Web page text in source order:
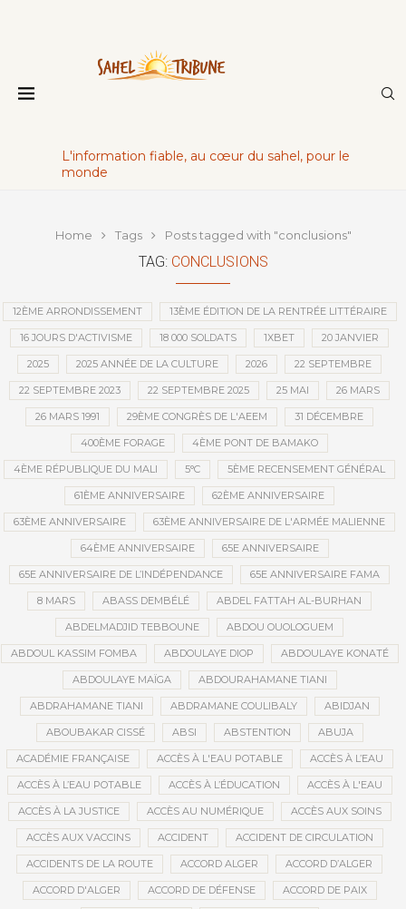
L'information fiable, au cœur du sahel, pour le
monde
Home Tags Posts tagged with "conclusions"
TAG: CONCLUSIONS
12ÈME ARRONDISSEMENT 13ÈME ÉDITION DE LA RENTRÉE LITTÉRAIRE
16 JOURS D'ACTIVISME 18 000 SOLDATS 1XBET 20 JANVIER
2025 2025 ANNÉE DE LA CULTURE 2026 22 SEPTEMBRE
22 SEPTEMBRE 2023 22 SEPTEMBRE 2025 25 MAI 26 MARS
26 MARS 1991 29ÈME CONGRÈS DE L'AEEM 31 DÉCEMBRE
400ÈME FORAGE 4ÈME PONT DE BAMAKO
4ÈME RÉPUBLIQUE DU MALI 5°C 5ÈME RECENSEMENT GÉNÉRAL
61ÈME ANNIVERSAIRE 62ÈME ANNIVERSAIRE
63ÈME ANNIVERSAIRE 63ÈME ANNIVERSAIRE DE L'ARMÉE MALIENNE
64ÈME ANNIVERSAIRE 65E ANNIVERSAIRE
65E ANNIVERSAIRE DE L’INDÉPENDANCE 65E ANNIVERSAIRE FAMA
8 MARS ABASS DEMBÉLÉ ABDEL FATTAH AL-BURHAN
ABDELMADJID TEBBOUNE ABDOU OUOLOGUEM
ABDOUL KASSIM FOMBA ABDOULAYE DIOP ABDOULAYE KONATÉ
ABDOULAYE MAÏGA ABDOURAHAMANE TIANI
ABDRAHAMANE TIANI ABDRAMANE COULIBALY ABIDJAN
ABOUBAKAR CISSÉ ABSI ABSTENTION ABUJA
ACADÉMIE FRANÇAISE ACCÈS À L'EAU POTABLE ACCÈS À L’EAU
ACCÈS À L’EAU POTABLE ACCÈS À L’ÉDUCATION ACCÈS À L'EAU
ACCÈS À LA JUSTICE ACCÈS AU NUMÉRIQUE ACCÈS AUX SOINS
ACCÈS AUX VACCINS ACCIDENT ACCIDENT DE CIRCULATION
ACCIDENTS DE LA ROUTE ACCORD ALGER ACCORD D’ALGER
ACCORD D'ALGER ACCORD DE DÉFENSE ACCORD DE PAIX